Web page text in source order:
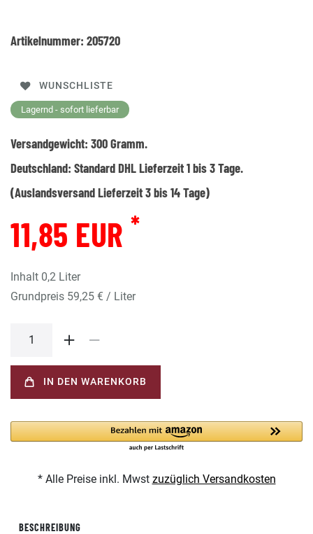
Artikelnummer: 205720
WUNSCHLISTE
Lagernd - sofort lieferbar
Versandgewicht: 300Gramm.
Deutschland: Standard DHL Lieferzeit 1 bis 3 Tage.
(Auslandsversand Lieferzeit 3 bis 14 Tage)
11,85 EUR *
Inhalt 0,2 Liter
Grundpreis 59,25 € / Liter
IN DEN WARENKORB
* Alle Preise inkl. Mwst zuzüglich Versandkosten
BESCHREIBUNG